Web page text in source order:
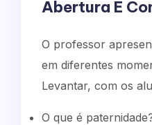
Abertura E
O professor
em diferentes
Levantar, com os
O que é